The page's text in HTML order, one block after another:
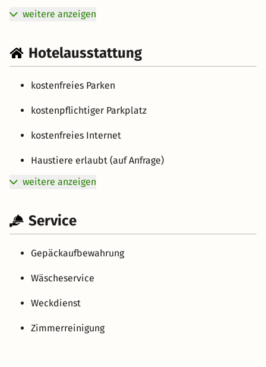
weitere anzeigen
Hotelausstattung
kostenfreies Parken
kostenpflichtiger Parkplatz
kostenfreies Internet
Haustiere erlaubt (auf Anfrage)
weitere anzeigen
Service
Gepäckaufbewahrung
Wäscheservice
Weckdienst
Zimmerreinigung